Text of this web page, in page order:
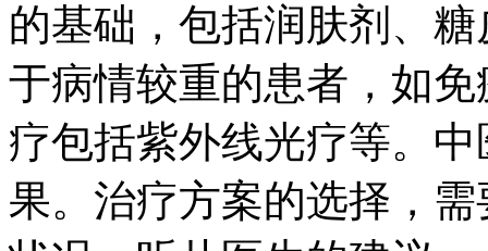
的基础，包括润肤剂、
于病情较重的患者，如
疗包括紫外线光疗等。
果。治疗方案的选择，